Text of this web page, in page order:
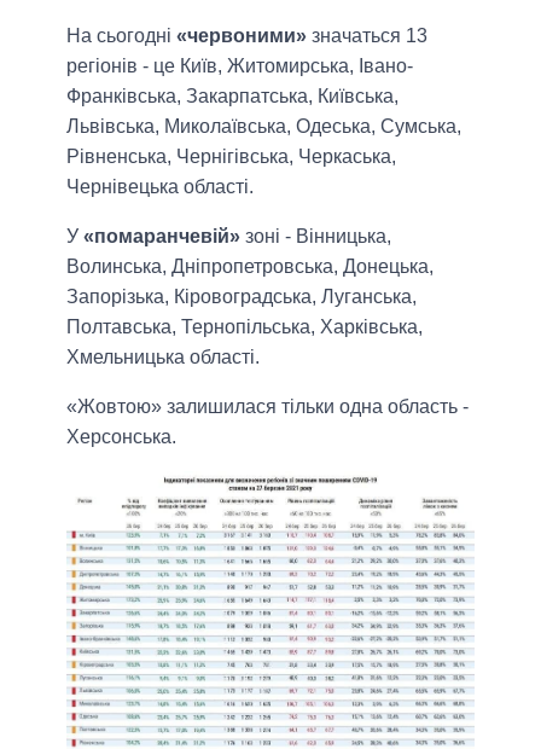
На сьогодні «червоними» значаться 13
регіонів - це Київ, Житомирська, Івано-
Франківська, Закарпатська, Київська,
Львівська, Миколаївська, Одеська, Сумська,
Рівненська, Чернігівська, Черкаська,
Чернівецька області.
У «помаранчевій» зоні - Вінницька,
Волинська, Дніпропетровська, Донецька,
Запорізька, Кіровоградська, Луганська,
Полтавська, Тернопільська, Харківська,
Хмельницька області.
«Жовтою» залишилася тільки одна область -
Херсонська.